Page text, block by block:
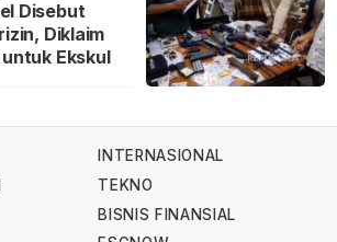
Disebut
Diklaim
Ekskul
INTERNASIONAL
TEKNO
BISNIS FINANSIAL